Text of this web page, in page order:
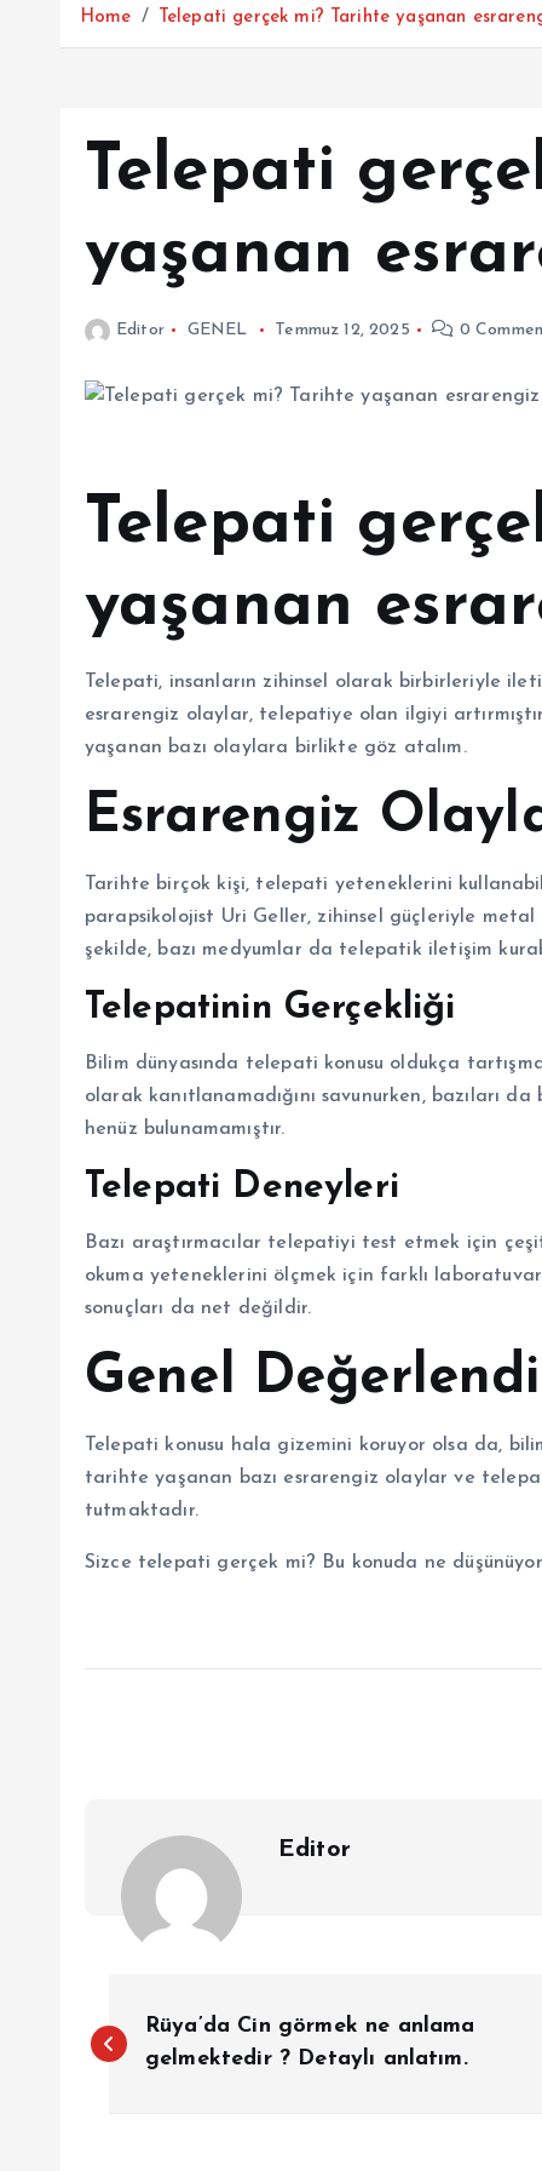
Home Telepati gerçek mi? Tarihte yaşanan
Telepati
yaşanan
Editor GENEL Temmuz 12, 2025 0
Telepati
yaşanan
Telepati, insanların zihinsel olarak birbirleriyle
esrarengiz olaylar, telepatiye olan ilgiyi
yaşanan bazı olaylara birlikte göz atalım.
Esrarengiz
Tarihte birçok kişi, telepati yeteneklerini
parapsikolojist Uri Geller, zihinsel güçleriyle metal
şekilde, bazı medyumlar da telepatik iletişim
Telepatinin Gerçekliği
Bilim dünyasında telepati konusu oldukça
olarak kanıtlanamadığını savunurken, bazıları
henüz bulunamamıştır.
Telepati Deneyleri
Bazı araştırmacılar telepatiyi test etmek için
okuma yeteneklerini ölçmek için farklı
sonuçları da net değildir.
Genel
Telepati konusu hala gizemini koruyor olsa da,
tarihte yaşanan bazı esrarengiz olaylar ve
tutmaktadır.
Sizce telepati gerçek mi? Bu konuda ne
Editor
a
Rüya’da Cin görmek ne anlama
gelmektedir ? Detaylı anlatım.